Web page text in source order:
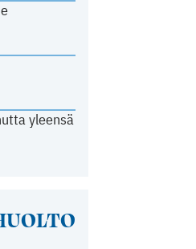
yleensä